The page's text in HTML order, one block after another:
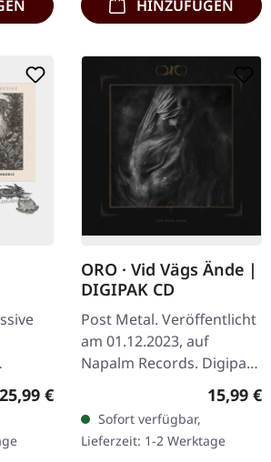
HINZUFÜGEN
|
Regulärer Preis:
25,99 €
ORO · Vid Vägs Ände |
DIGIPAK CD
Post Metal. Veröffentlicht
am 01.12.2023, auf
Napalm Records. Digipak
CD. Arvet & Tystnaden Vid
Vägs Ände Bältad Siare
Treriksröset conan
existential…
15,99 €
Sofort verfügbar,
Lieferzeit: 1-2 Werktage